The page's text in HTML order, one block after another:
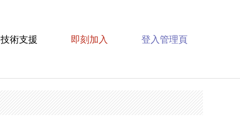
技術支援 即刻加入 登入管理頁